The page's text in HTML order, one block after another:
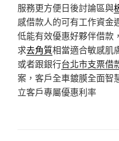
服務更方便日後討論區與
感借款人的可有工作資金
低能有效優惠好夥伴借款
求去角質相當適合敏感肌
或者跟銀行台北市支票借
案，客戶全車鍍膜全面智
立客戶專屬優惠利率